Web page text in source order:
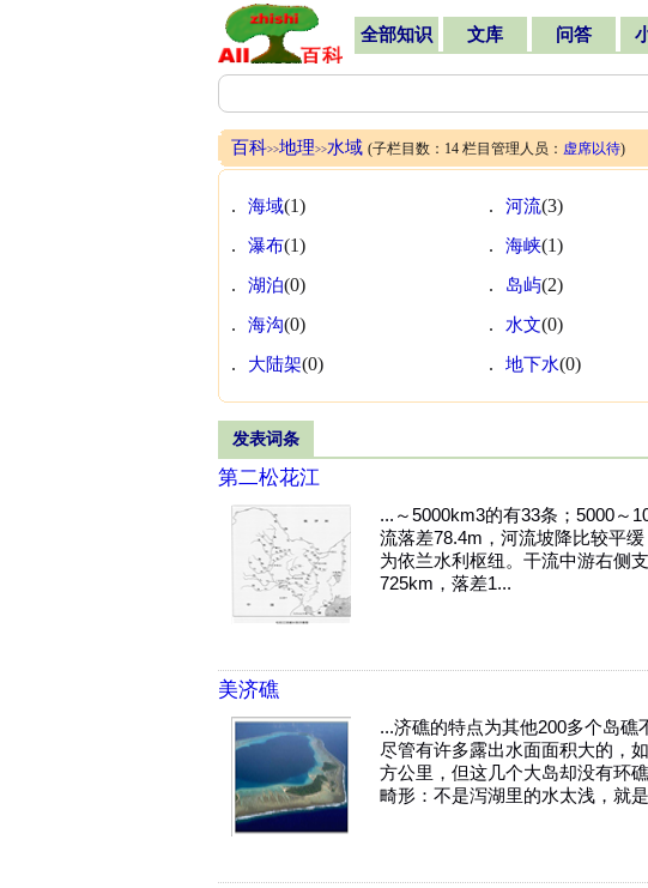
全部知识 文库 问答
百科>>地理>>水域 (子栏目数：14 栏目管理人员： 虚席以待)
. 海域(1) . 河流(3)
. 瀑布(1) . 海峡(1)
. 湖泊(0) . 岛屿(2)
. 海沟(0) . 水文(0)
. 大陆架(0) . 地下水(0)
发表词条
第二松花江
...～5000km3的有33条；5000～
流落差78.4m，河流坡降比较平
为依兰水利枢纽。干流中游右侧
725km，落差1...
美济礁
...济礁的特点为其他200多个岛礁
尽管有许多露出水面面积大的，
方公里，但这几个大岛却没有环
畸形：不是泻湖里的水太浅，就